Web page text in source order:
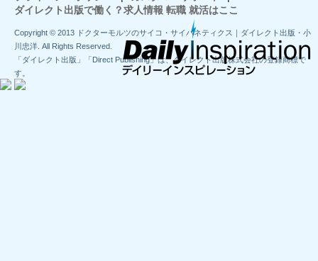
ダイレクト出版で働く？求人情報 転職 就活はここ
Copyright © 2013 ドクターモルツのサイコ・サイバネティクス｜ダイレクト出版・小
川忠洋. All Rights Reserved.
「ダイレクト出版」「Direct Publishing」は、ダイレクト出版株式会社の登録商標で
す。